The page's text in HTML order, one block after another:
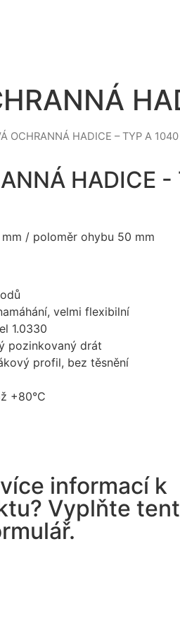
OCHRANNÁ HADICE – TYP A
HADICE -
/ poloměr ohybu 50 mm
velmi flexibilní
1.0330
pozinkovaný drát
profil, bez těsnění
+80°C
informací k
Vyplňte